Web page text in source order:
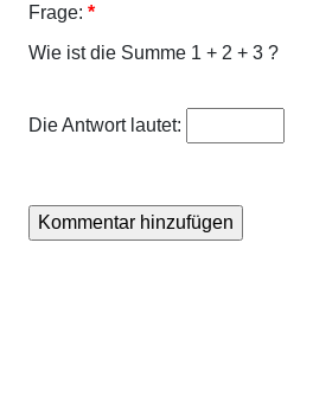
Frage: *
Wie ist die Summe 1 + 2 + 3 ?
Die Antwort lautet: